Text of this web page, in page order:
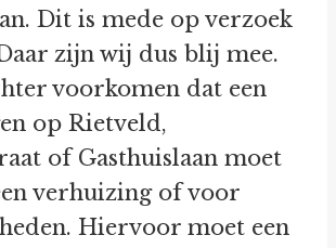
Dit is mede op verzoek
zijn wij dus blij mee.
voorkomen dat een
op Rietveld,
of Gasthuislaan moet
verhuizing of voor
Hiervoor moet een